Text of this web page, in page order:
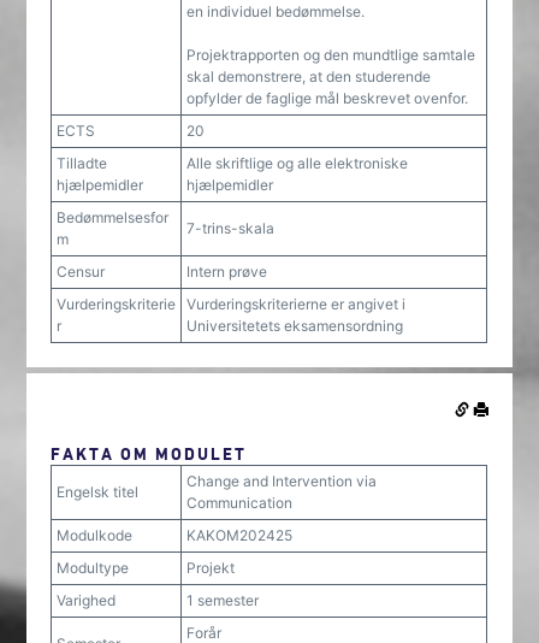
en individuel bedømmelse.
Projektrapporten og den mundtlige samtale
skal demonstrere, at den studerende
opfylder de faglige mål beskrevet ovenfor.
ECTS
20
Tilladte
hjælpemidler
Alle skriftlige og alle elektroniske
hjælpemidler
Bedømmelsesfor
m
7-trins-skala
Censur
Intern prøve
Vurderingskriterie
r
Vurderingskriterierne er angivet i
Universitetets eksamensordning
FAKTA OM MODULET
Engelsk titel
Change and Intervention via
Communication
Modulkode
KAKOM202425
Modultype
Projekt
Varighed
1 semester
Forår